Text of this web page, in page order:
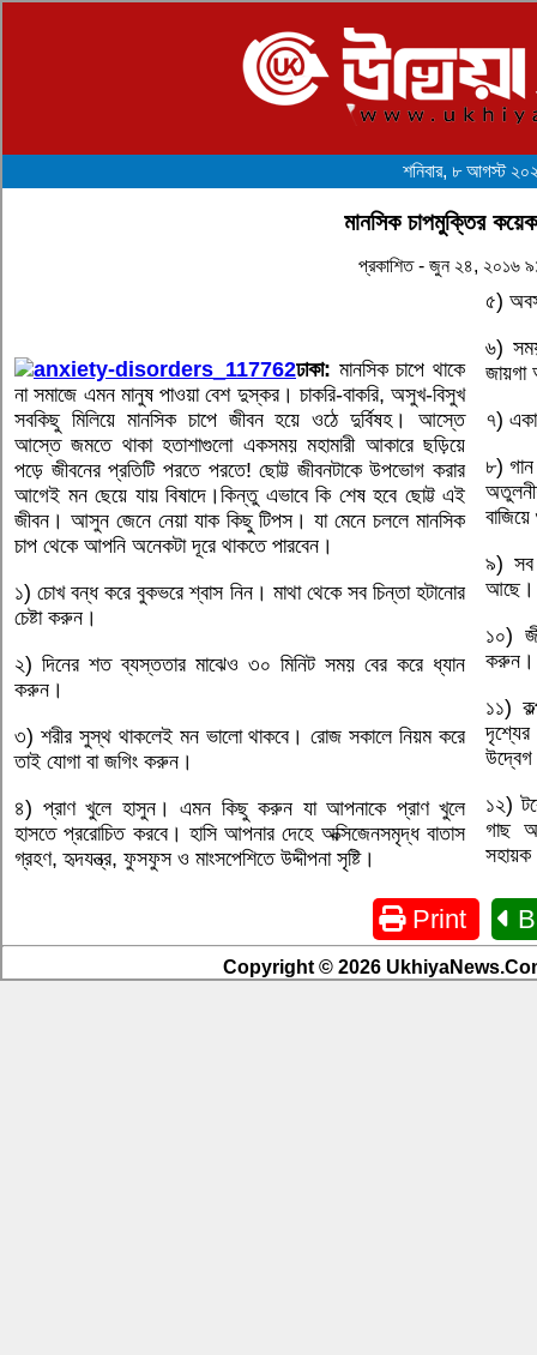
শনিবার, ৮ আগস্ট
মানসিক চাপমুক্তির
প্রকাশিত - জুন ২৪, ২০১৬
ঢাকা: মানসিক চাপে থাকে
না সমাজে এমন মানুষ পাওয়া বেশ দুস্কর। চাকরি-বাকরি, অসুখ-বিসুখ
সবকিছু মিলিয়ে মানসিক চাপে জীবন হয়ে ওঠে দুর্বিষহ। আস্তে
আস্তে জমতে থাকা হতাশাগুলো একসময় মহামারী আকারে ছড়িয়ে
পড়ে জীবনের প্রতিটি পরতে পরতে! ছোট্ট জীবনটাকে উপভোগ করার
আগেই মন ছেয়ে যায় বিষাদে।কিন্তু এভাবে কি শেষ হবে ছোট্ট এই
জীবন। আসুন জেনে নেয়া যাক কিছু টিপস। যা মেনে চললে মানসিক
চাপ থেকে আপনি অনেকটা দূরে থাকতে পারবেন।
১) চোখ বন্ধ করে বুকভরে শ্বাস নিন। মাথা থেকে সব চিন্তা হটানোর
চেষ্টা করুন।
২) দিনের শত ব্যস্ততার মাঝেও ৩০ মিনিট সময় বের করে ধ্যান
করুন।
৩) শরীর সুস্থ থাকলেই মন ভালো থাকবে। রোজ সকালে নিয়ম করে
তাই যোগা বা জগিং করুন।
৪) প্রাণ খুলে হাসুন। এমন কিছু করুন যা আপনাকে প্রাণ খুলে
হাসতে প্ররোচিত করবে। হাসি আপনার দেহে অক্সিজেনসমৃদ্ধ বাতাস
গ্রহণ, হৃদযন্ত্র, ফুসফুস ও মাংসপেশিতে উদ্দীপনা সৃষ্টি।
৫)
৬)
জায়গা
৭) একা
৮)
৯) সব
আছে।
১০)
করুন।
১১)
১২)
গাছ
Print
Copyright © 2026